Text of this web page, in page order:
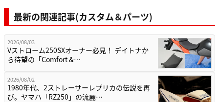
最新の関連記事(カスタム＆パーツ)
2026/08/03
Vストローム250SXオーナー必見！ デイトナか
ら待望の「Comfort &…
2026/08/02
1980年代、2ストレーサーレプリカの伝説を再
び。ヤマハ「RZ250」の流麗…